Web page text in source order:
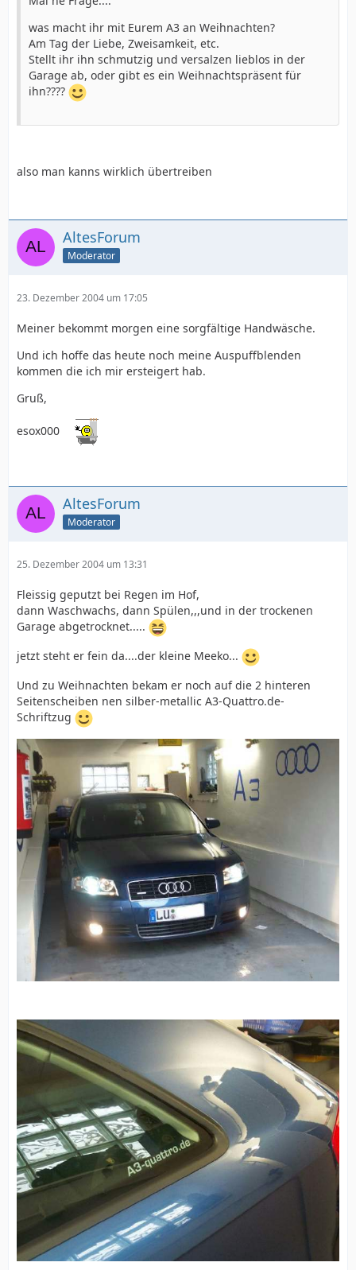
was macht ihr mit Eurem A3 an Weihnachten?
Am Tag der Liebe, Zweisamkeit, etc.
Stellt ihr ihn schmutzig und versalzen lieblos in der
Garage ab, oder gibt es ein Weihnachtspräsent für
ihn????
also man kanns wirklich übertreiben
AltesForum
Moderator
23. Dezember 2004 um 17:05
Meiner bekommt morgen eine sorgfältige Handwäsche.
Und ich hoffe das heute noch meine Auspuffblenden
kommen die ich mir ersteigert hab.
Gruß,
esox000
AltesForum
Moderator
25. Dezember 2004 um 13:31
Fleissig geputzt bei Regen im Hof,
dann Waschwachs, dann Spülen,,,und in der trockenen
Garage abgetrocknet.....
jetzt steht er fein da....der kleine Meeko...
Und zu Weihnachten bekam er noch auf die 2 hinteren
Seitenscheiben nen silber-metallic A3-Quattro.de-
Schriftzug